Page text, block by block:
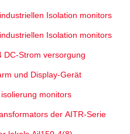
Isolation monitors
Isolation monitors
DC-Strom versorgung
und Display-Gerät
monitors
der AITR-Serie